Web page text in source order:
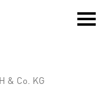
& Co. KG